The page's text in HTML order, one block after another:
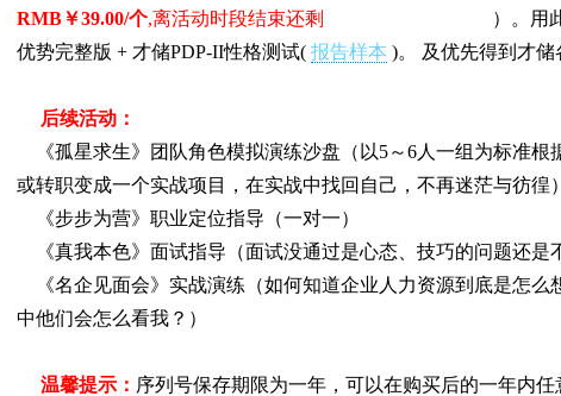
RMB￥39.00/个,离活动时段结束还剩
）。用
优势完整版 + 才储PDP-II性格测试( 报告样本 )。 及优先得到才储
后续活动：
《孤星求生》团队角色模拟演练沙盘（以5～6人一组为标准根
或转职变成一个实战项目，在实战中找回自己，不再迷茫与彷
《步步为营》职业定位指导（一对一）
《真我本色》面试指导（面试没通过是心态、技巧的问题还是
《名企见面会》实战演练（如何知道企业人力资源到底是怎么
中他们会怎么看我？）
温馨提示： 序列号保存期限为一年，可以在购买后的一年内